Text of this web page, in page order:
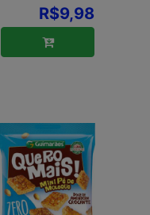
R$9,98